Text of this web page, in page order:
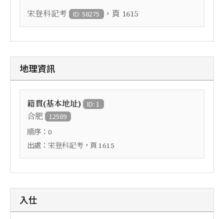
宋登科記考 ID: 58275 ，頁 1615
地理資訊
籍貫(基本地址) ID: 1
合肥 12589
順序： 0
出處： 宋登科記考 ，頁 1615
入仕